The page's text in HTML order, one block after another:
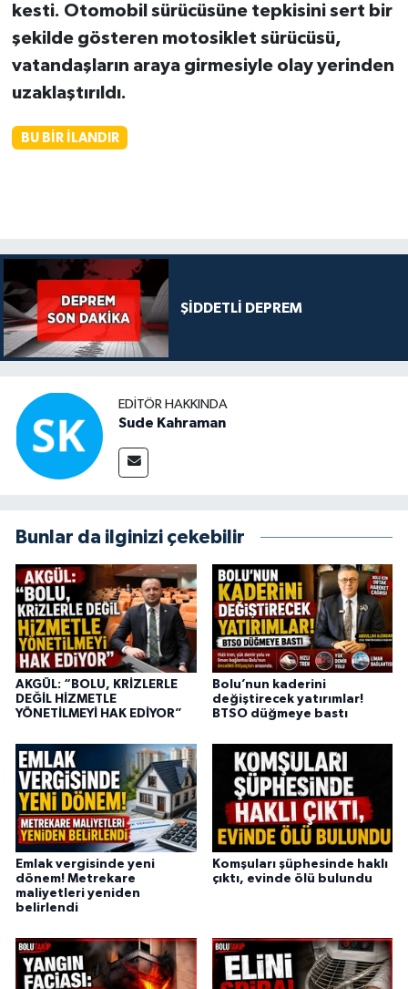
kesti. Otomobil sürücüsüne tepkisini sert bir
şekilde gösteren motosiklet sürücüsü,
vatandaşların araya girmesiyle olay yerinden
uzaklaştırıldı.
BU BIR İLANDIR
ŞİDDETLİ DEPREM
EDITÖR HAKKINDA
Sude Kahraman
Bunlar da ilginizi çekebilir
AKGÜL: “BOLU, KRİZLERLE
DEĞİL HİZMETLE
YÖNETİLMEYİ HAK EDİYOR”
Bolu’nun kaderini
değiştirecek yatırımlar!
BTSO düğmeye bastı
Emlak vergisinde yeni
dönem! Metrekare
maliyetleri yeniden
belirlendi
Komşuları şüphesinde haklı
çıktı, evinde ölü bulundu